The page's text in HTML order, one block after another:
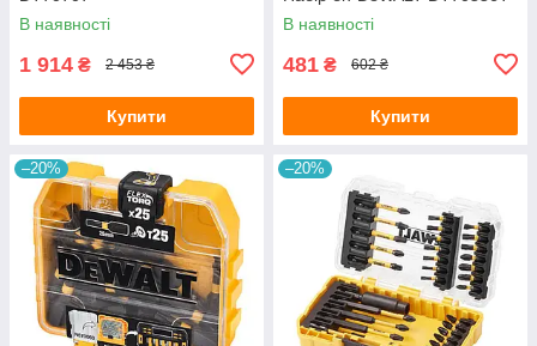
В наявності
1 914 ₴ 2 453 ₴
Купити
В наявності
481 ₴ 602 ₴
Купити
–20% –20%